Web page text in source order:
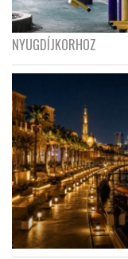
NYUGDÍJKORHOZ